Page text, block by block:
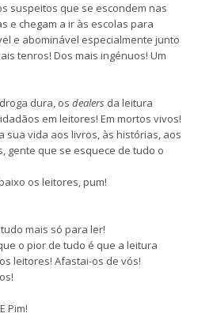
suspeitos que se escondem nas
e chegam a ir às escolas para
e abominável especialmente junto
tenros! Dos mais ingénuos! Um
dura, os dealers da leitura
em leitores! Em mortos vivos!
sua vida aos livros, às histórias, aos
gente que se esquece de tudo o
os leitores, pum!
mais só para ler!
o pior de tudo é que a leitura
leitores! Afastai-os de vós!
Pim!